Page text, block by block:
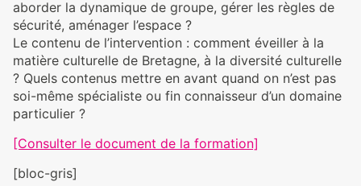
aborder la dynamique de groupe, gérer les règles de
sécurité, aménager l’espace ?
Le contenu de l’intervention : comment éveiller à la
matière culturelle de Bretagne, à la diversité culturelle
? Quels contenus mettre en avant quand on n’est pas
soi-même spécialiste ou fin connaisseur d’un domaine
particulier ?
[Consulter le document de la formation]
[bloc-gris]